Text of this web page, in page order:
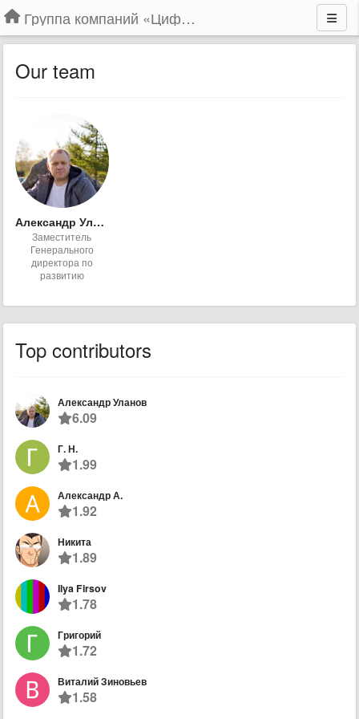
Группа компаний «Цифрабар»
Our team
Александр Уланов
Заместитель
Генерального
директора по
развитию
Top contributors
Александр Уланов
6.09
Г. Н.
1.99
Александр А.
1.92
Никита
1.89
Ilya Firsov
1.78
Григорий
1.72
Виталий Зиновьев
1.58